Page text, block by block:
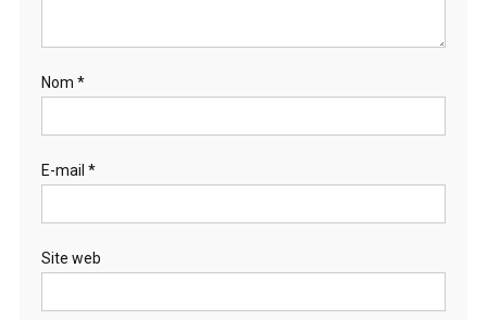
Nom *
E-mail *
Site web